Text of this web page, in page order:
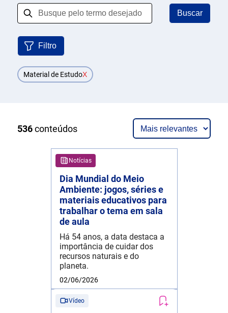
Filtro
Buscar
Material de EstudoX
536conteúdos
Notícias
Dia Mundial do Meio
Ambiente: jogos, séries e
materiais educativos para
trabalhar o tema em sala
de aula
Há 54 anos, a data destaca a
importância de cuidar dos
recursos naturais e do
planeta.
02/06/2026
Vídeo